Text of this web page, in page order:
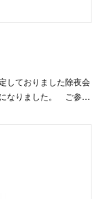
ておりました除夜会
になりました。 ご参…